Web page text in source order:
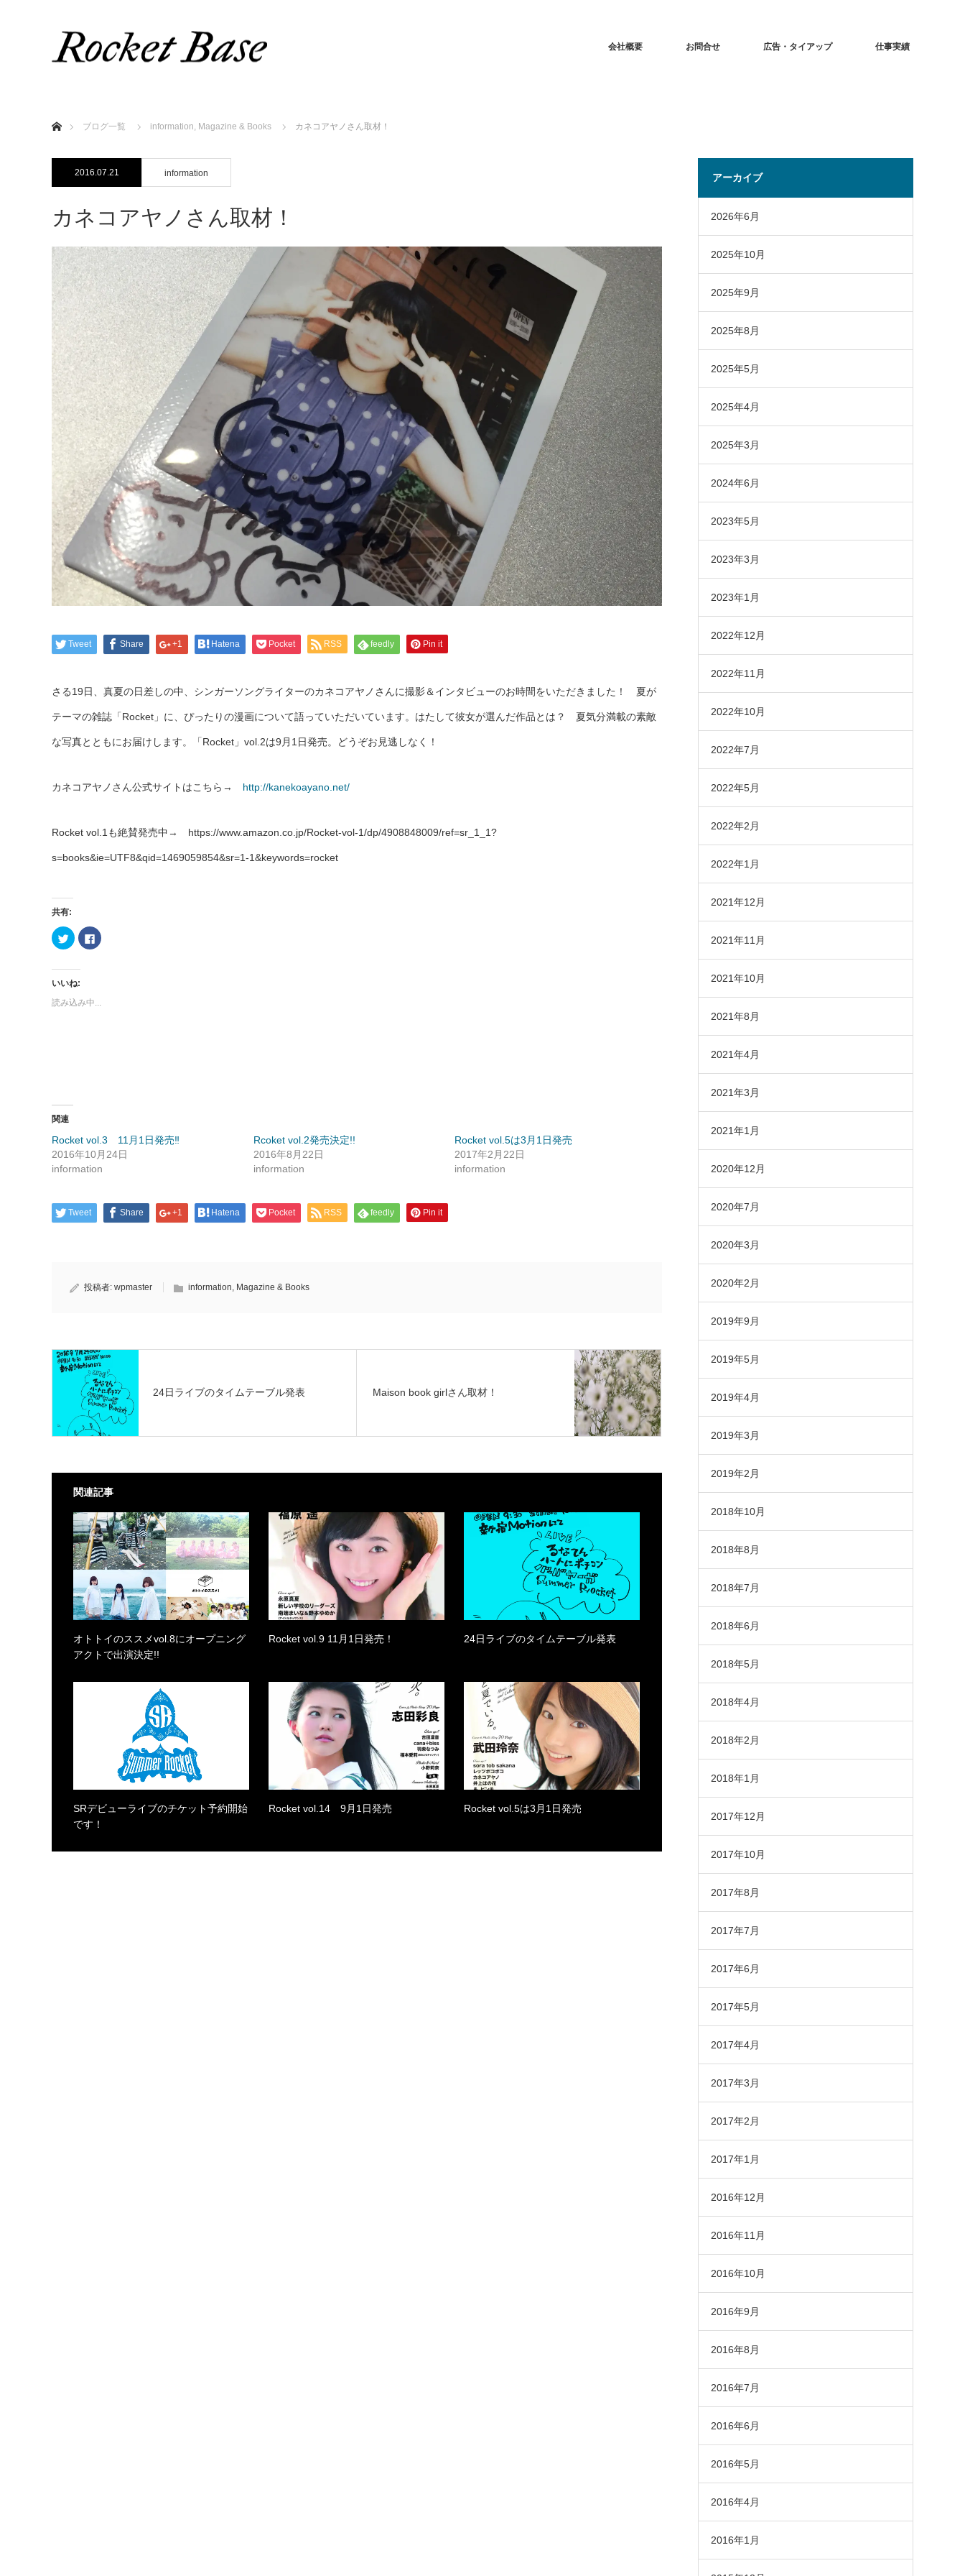
会社概要 お問合せ 広告・タイアップ 仕事実績
ブログ一覧
information, Magazine & Books カネコアヤノさん取材！
2016.07.21 information
カネコアヤノさん取材！
Tweet Share +1 Hatena Pocket RSS feedly Pin it
さる19日、真夏の日差しの中、シンガーソングライターのカネコアヤノさんに撮影＆インタビューのお時間をいただきました！ 夏が
テーマの雑誌「Rocket」に、ぴったりの漫画について語っていただいています。はたして彼女が選んだ作品とは？ 夏気分満載の素敵
な写真とともにお届けします。「Rocket」vol.2は9月1日発売。どうぞお見逃しなく！
カネコアヤノさん公式サイトはこちら→ http://kanekoayano.net/
Rocket vol.1も絶賛発売中→ https://www.amazon.co.jp/Rocket-vol-1/dp/4908848009/ref=sr_1_1?
s=books&ie=UTF8&qid=1469059854&sr=1-1&keywords=rocket
共有:
ク
リ
し
て
Twitter
で
共
き
Facebook
で
ク
ン
ド
ウ
で
開
いいね:
読み込み中...
関連
Rocket vol.3 11月1日発売‼︎
2016年10月24日
information
Rcoket vol.2発売決定!!
2016年8月22日
information
Rocket vol.5は3月1日発売
2017年2月22日
information
Tweet Share +1 Hatena Pocket RSS feedly Pin it
投稿者: wpmaster information Magazine & Books
24日ライブのタイムテーブル発表 Maison book girlさん取材！
関連記事
オトトイのススメvol.8にオープニング
アクトで出演決定!!
Rocket vol.9 11月1日発売！ 24日ライブのタイムテーブル発表
SRデビューライブのチケット予約開始
です！
Rocket vol.14 9月1日発売 Rocket vol.5は3月1日発売
アーカイブ
2026年6月
2025年10月
2025年9月
2025年8月
2025年5月
2025年4月
2025年3月
2024年6月
2023年5月
2023年3月
2023年1月
2022年12月
2022年11月
2022年10月
2022年7月
2022年5月
2022年2月
2022年1月
2021年12月
2021年11月
2021年10月
2021年8月
2021年4月
2021年3月
2021年1月
2020年12月
2020年7月
2020年3月
2020年2月
2019年9月
2019年5月
2019年4月
2019年3月
2019年2月
2018年10月
2018年8月
2018年7月
2018年6月
2018年5月
2018年4月
2018年2月
2018年1月
2017年12月
2017年10月
2017年8月
2017年7月
2017年6月
2017年5月
2017年4月
2017年3月
2017年2月
2017年1月
2016年12月
2016年11月
2016年10月
2016年9月
2016年8月
2016年7月
2016年6月
2016年5月
2016年4月
2016年1月